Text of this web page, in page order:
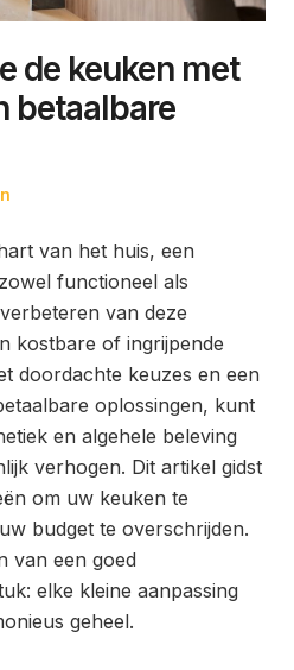
de keuken met
betaalbare
van het huis, een
functioneel als
van deze
kostbare of ingrijpende
doordachte keuzes en een
oplossingen, kunt
en algehele beleving
verhogen. Dit artikel gidst
om uw keuken te
budget te overschrijden.
van een goed
elke kleine aanpassing
geheel.